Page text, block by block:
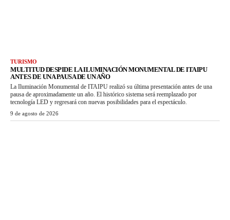
TURISMO
MULTITUD DESPIDE LA ILUMINACIÓN MONUMENTAL DE ITAIPU
ANTES DE UNA PAUSA DE UN AÑO
La Iluminación Monumental de ITAIPU realizó su última presentación antes de una
pausa de aproximadamente un año. El histórico sistema será reemplazado por
tecnología LED y regresará con nuevas posibilidades para el espectáculo.
9 de agosto de 2026